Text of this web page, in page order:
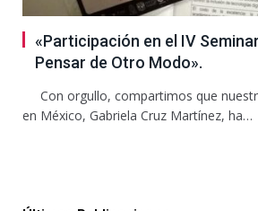
«Participación en el IV
Pensar de Otro Modo».
Con orgullo, compartimos que
en México, Gabriela Cruz Martínez, ha…